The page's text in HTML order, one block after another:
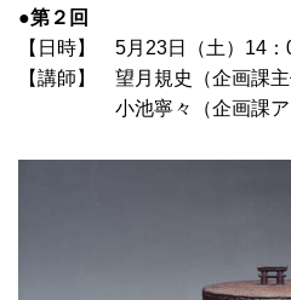
●第２回
【日時】 5月23日（土）14：
【講師】 望月規史（企画課主
小池寧々（企画課アソ